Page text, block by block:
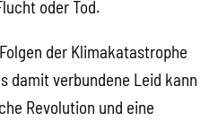
oder Tod.
der Klimakatastrophe
damit verbundene Leid kann
Revolution und eine